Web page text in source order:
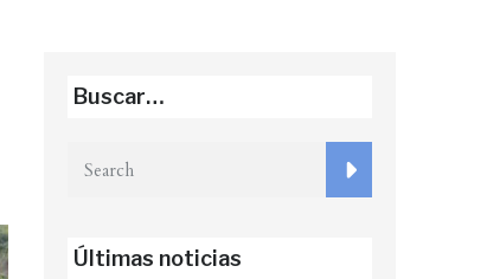
Buscar…
Últimas noticias